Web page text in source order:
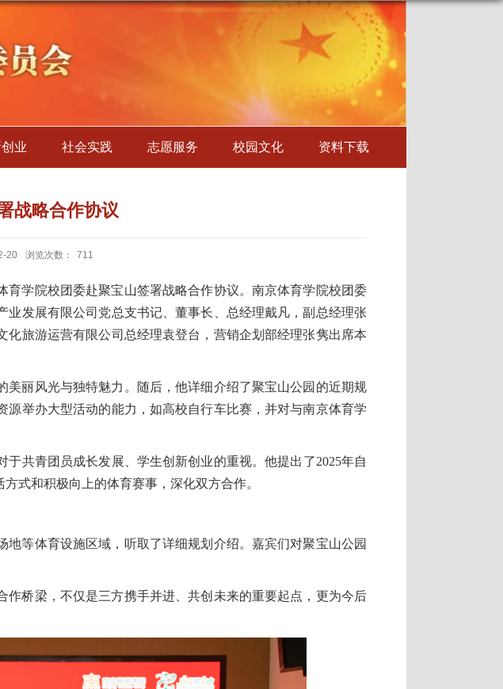
业 社会实践 志愿服务 校园文化 资料下载
战略合作协议
20 浏览次数： 711
学院校团委赴聚宝山签署战略合作协议。南京体育学院校团委
发展有限公司党总支书记、董事长、总经理戴凡，副总经理张
旅游运营有限公司总经理袁登台，营销企划部经理张隽出席本
丽风光与独特魅力。随后，他详细介绍了聚宝山公园的近期规
举办大型活动的能力，如高校自行车比赛，并对与南京体育学
共青团员成长发展、学生创新创业的重视。他提出了2025年自
式和积极向上的体育赛事，深化双方合作。
等体育设施区域，听取了详细规划介绍。嘉宾们对聚宝山公园
桥梁，不仅是三方携手并进、共创未来的重要起点，更为今后